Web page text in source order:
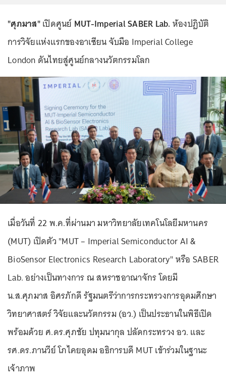
"ศุภมาส"เปิดศูนย์ MUT-Imperial SABER Lab.ห้องปฏิบัติ
การวิจัยแห่งแรกของอาเซียน จับมือ Imperial College
London ดันไทยสู่ศูนย์กลางนวัตกรรมโลก
เมื่อวันที่ 22 พ.ค.ที่ผ่านมา มหาวิทยาลัยเทคโนโลยีมหานคร
(MUT) เปิดตัว "MUT – Imperial Semiconductor AI &
BioSensor Electronics Research Laboratory" หรือ SABER
Lab. อย่างเป็นทางการ ณ สหราชอาณาจักร โดยมี
น.ส.ศุภมาส อิศรภักดี รัฐมนตรีว่าการกระทรวงการอุดมศึกษา
วิทยาศาสตร์ วิจัยและนวัตกรรม (อว.) เป็นประธานในพิธีเปิด
พร้อมด้วย ศ.ดร.ศุภชัย ปทุมนากุล ปลัดกระทรวง อว. และ
รศ.ดร.ภานวีย์ โภไคยอุดม อธิการบดี MUT เข้าร่วมในฐานะ
เจ้าภาพ